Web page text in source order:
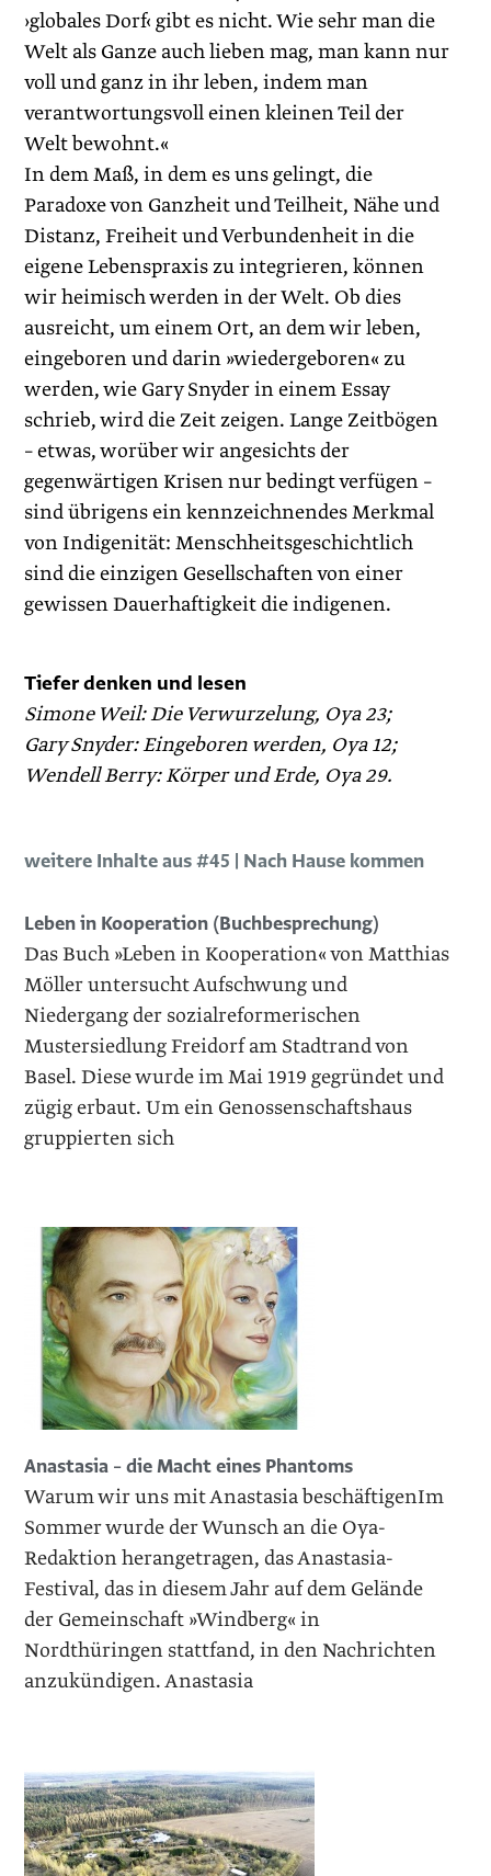
›globales Dorf‹ gibt es nicht. Wie sehr man die
Welt als Ganze auch lieben mag, man kann nur
voll und ganz in ihr leben, indem man
verantwortungsvoll einen kleinen Teil der
Welt bewohnt.«
In dem Maß, in dem es uns gelingt, die
Paradoxe von Ganzheit und Teilheit, Nähe und
Distanz, Freiheit und Verbundenheit in die
eigene Lebenspraxis zu integrieren, können
wir heimisch werden in der Welt. Ob dies
ausreicht, um einem Ort, an dem wir leben,
eingeboren und darin »wiedergeboren« zu
werden, wie Gary Snyder in einem Essay
schrieb, wird die Zeit zeigen. Lange Zeitbögen
– etwas, worüber wir angesichts der
gegenwärtigen Krisen nur bedingt verfügen –
sind übrigens ein kennzeichnendes Merkmal
von Indigenität: Menschheitsgeschichtlich
sind die einzigen Gesellschaften von einer
gewissen Dauerhaftigkeit die indigenen.
Tiefer denken und lesen
Simone Weil: Die Verwurzelung, Oya 23;
Gary Snyder: Eingeboren ­werden, Oya 12;
Wendell Berry: Körper und Erde, Oya 29.
weitere Inhalte aus #45 | Nach Hause kommen
Leben in Kooperation (Buchbesprechung)
Das Buch »Leben in Kooperation« von Matthias
Möller untersucht Aufschwung und
Niedergang der sozialreformerischen
Mustersiedlung Freidorf am Stadtrand von
Basel. Diese wurde im Mai 1919 gegründet und
zügig erbaut. Um ein Genossenschaftshaus
gruppierten sich
Anastasia – die Macht eines Phantoms
Warum wir uns mit Anastasia beschäftigenIm
Sommer wurde der Wunsch an die Oya-
Redaktion herangetragen, das Anastasia-
Festival, das in diesem Jahr auf dem Gelände
der Gemeinschaft »Windberg« in
Nordthüringen stattfand, in den Nachrichten
anzukündigen. Anastasia